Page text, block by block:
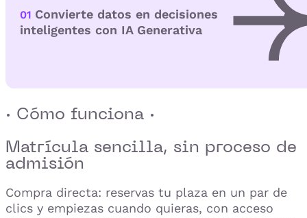
01 Convierte datos en decisiones
inteligentes con IA Generativa
· Cómo funciona ·
Matrícula sencilla, sin proceso de
admisión
Compra directa: reservas tu plaza en un par de
clics y empiezas cuando quieras, con acceso